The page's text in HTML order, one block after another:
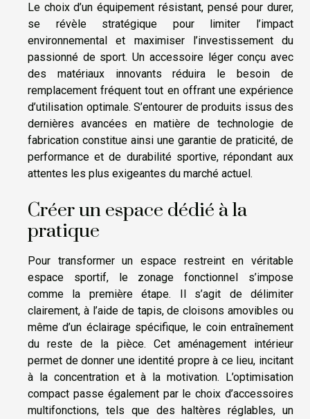
Le choix d’un équipement résistant, pensé pour durer,
se révèle stratégique pour limiter l’impact
environnemental et maximiser l’investissement du
passionné de sport. Un accessoire léger conçu avec
des matériaux innovants réduira le besoin de
remplacement fréquent tout en offrant une expérience
d’utilisation optimale. S’entourer de produits issus des
dernières avancées en matière de technologie de
fabrication constitue ainsi une garantie de praticité, de
performance et de durabilité sportive, répondant aux
attentes les plus exigeantes du marché actuel.
Créer un espace dédié à la
pratique
Pour transformer un espace restreint en véritable
espace sportif, le zonage fonctionnel s’impose
comme la première étape. Il s’agit de délimiter
clairement, à l’aide de tapis, de cloisons amovibles ou
même d’un éclairage spécifique, le coin entraînement
du reste de la pièce. Cet aménagement intérieur
permet de donner une identité propre à ce lieu, incitant
à la concentration et à la motivation. L’optimisation
compact passe également par le choix d’accessoires
multifonctions, tels que des haltères réglables, un